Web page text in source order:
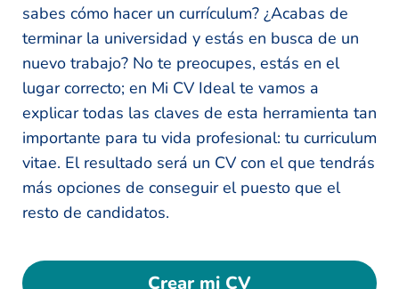
sabes cómo hacer un currículum? ¿Acabas de
terminar la universidad y estás en busca de un
nuevo trabajo? No te preocupes, estás en el
lugar correcto; en Mi CV Ideal te vamos a
explicar todas las claves de esta herramienta tan
importante para tu vida profesional: tu curriculum
vitae. El resultado será un CV con el que tendrás
más opciones de conseguir el puesto que el
resto de candidatos.
Crear mi CV